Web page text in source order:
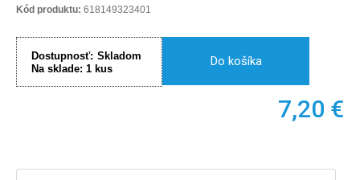
Kód produktu: 618149323401
Dostupnosť: Skladom
Na sklade: 1 kus
Do košíka
7,20 €